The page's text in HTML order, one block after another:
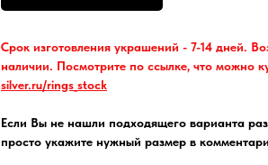
Срок изготовления украшений - 7-14 дней.
наличии. Посмотрите по ссылке, что можно
silver.ru/rings_stock
Если Вы не нашли подходящего варианта
просто укажите нужный размер в